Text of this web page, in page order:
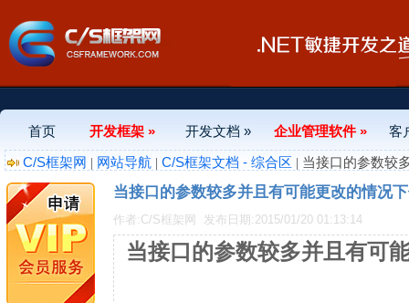
首页 开发框架 » 开发文档 » 企业管理软件 »
客
C/S框架网 | 网站导航 | C/S框架文档 - 综合区 | 当接口的参数较
当接口的参数较多并且有可能更改的情况
作者:C/S框架网 发布日期:2015/01/20 01:13:14
当接口的参数较多并且有可